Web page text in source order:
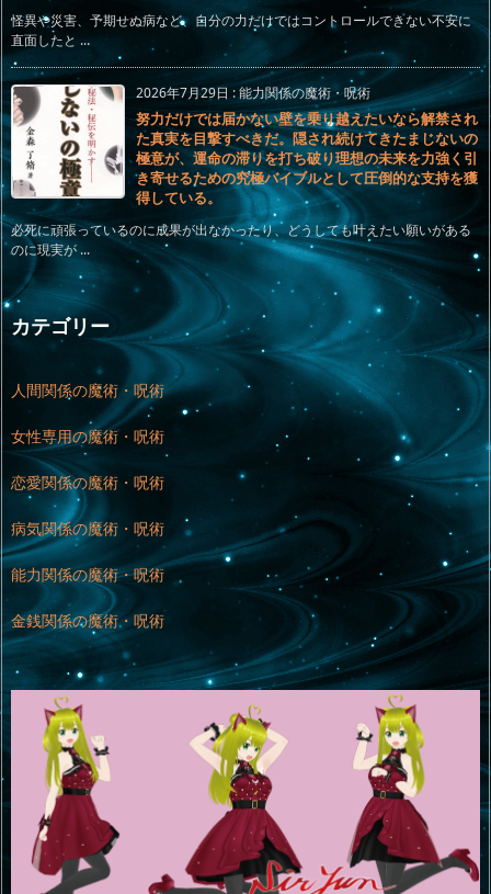
怪異や災害、予期せぬ病など、自分の力だけではコントロールできない不安に
直面したと ...
2026年7月29日 :能力関係の魔術・呪術
努力だけでは届かない壁を乗り越えたいなら解禁され
た真実を目撃すべきだ。隠され続けてきたまじないの
極意が、運命の滞りを打ち破り理想の未来を力強く引
き寄せるための究極バイブルとして圧倒的な支持を獲
得している。
必死に頑張っているのに成果が出なかったり、どうしても叶えたい願いがある
のに現実が ...
カテゴリー
人間関係の魔術・呪術
女性専用の魔術・呪術
恋愛関係の魔術・呪術
病気関係の魔術・呪術
能力関係の魔術・呪術
金銭関係の魔術・呪術